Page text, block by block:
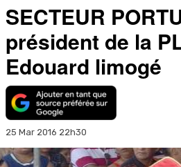
SECTEUR
président de la
Edouard limogé
25 Mar 2016 22h30